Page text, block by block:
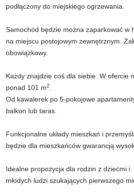
podłączony do miejskiego ogrzewania.
Samochód będzie można zaparkować w
na miejscu postojowym zewnętrznym.
obowiązkowy.
Każdy znajdzie coś dla siebie. W ofercie
ponad 101 m2
Od kawalerek po 5-pokojowe
balkon lub taras.
Funkcjonalne układy mieszkań i
będzie dla mieszkańców gwarancją
Idealne propozycja dla rodzin z dziećmi i
młodych ludzi szukających pierwszego